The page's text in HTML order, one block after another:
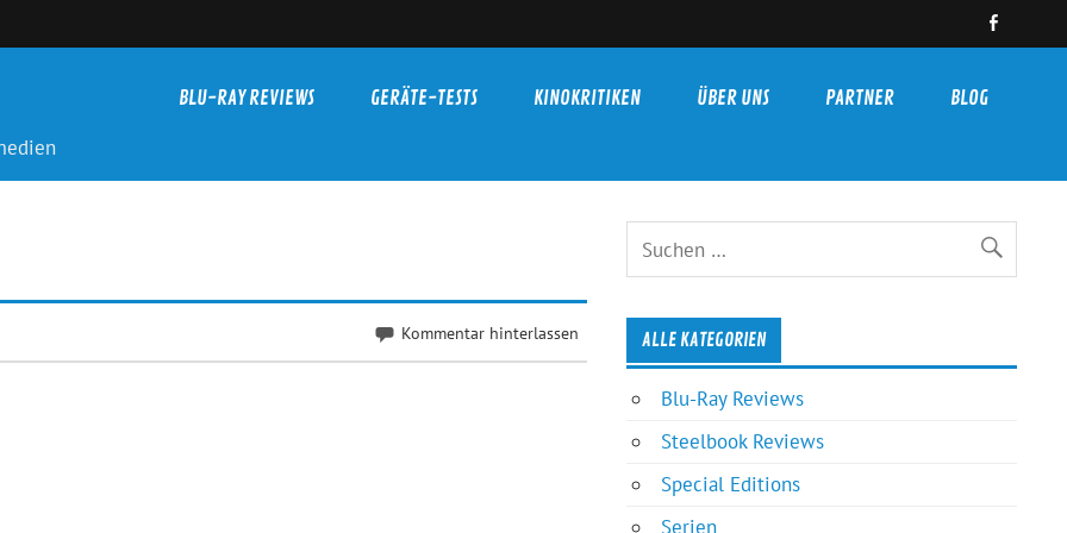
BLU-RAY REVIEWS GERÄTE-TESTS KINOKRITIKEN ÜBER UNS PARTNER BLOG
Kommentar hinterlassen ALLE KATEGORIEN
Blu-Ray Reviews
Steelbook Reviews
Special Editions
Serien